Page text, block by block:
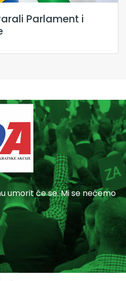
Parlament i
umorit će se. Mi se nećemo